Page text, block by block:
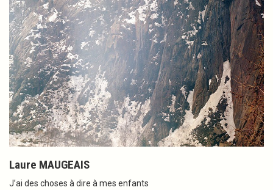
Laure MAUGEAIS
J’ai des choses à dire à mes enfants